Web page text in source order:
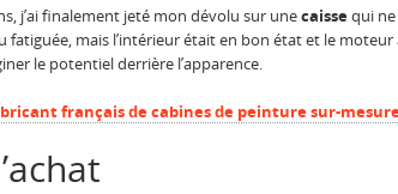
j’ai finalement jeté mon dévolu sur unecaissequi
fatiguée, mais l’intérieur était en bon état et le
le potentiel derrière l’apparence.
français de cabines de peinture sur-